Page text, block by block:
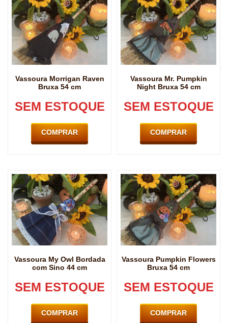
Vassoura Morrigan Raven
Bruxa 54 cm
SEM ESTOQUE
COMPRAR
Vassoura Mr. Pumpkin
Night Bruxa 54 cm
SEM ESTOQUE
COMPRAR
Vassoura My Owl Bordada
com Sino 44 cm
SEM ESTOQUE
COMPRAR
Vassoura Pumpkin Flowers
Bruxa 54 cm
SEM ESTOQUE
COMPRAR